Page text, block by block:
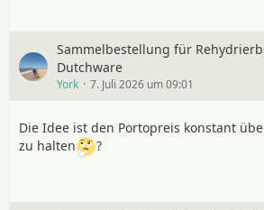
Sammelbestellung für
Dutchware
York 7. Juli 2026 um 09:01
Die Idee ist den Portopreis konstant
zu halten
?